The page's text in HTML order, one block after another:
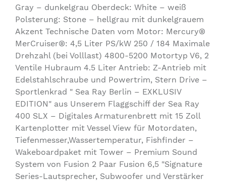
Gray – dunkelgrau Oberdeck: White – weiß
Polsterung: Stone – hellgrau mit dunkelgrauem
Akzent Technische Daten vom Motor: Mercury®
MerCruiser®: 4,5 Liter PS/kW 250 / 184 Maximale
Drehzahl (bei Volllast) 4800-5200 Motortyp V6, 2
Ventile Hubraum 4.5 Liter Antrieb: Z-Antrieb mit
Edelstahlschraube und Powertrim, Stern Drive –
Sportlenkrad " Sea Ray Berlin – EXKLUSIV
EDITION" aus Unserem Flaggschiff der Sea Ray
400 SLX – Digitales Armaturenbrett mit 15 Zoll
Kartenplotter mit Vessel View für Motordaten,
Tiefenmesser,Wassertemperatur, Fishfinder –
Wakeboardpaket mit Tower – Premium Sound
System von Fusion 2 Paar Fusion 6,5 "Signature
Series-Lautsprecher, Subwoofer und Verstärker